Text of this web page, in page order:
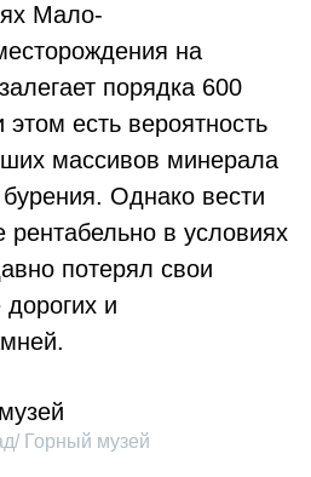
Мало-
на
порядка 600
есть вероятность
массивов минерала
бурения. Однако вести
в условиях
потерял свои
дорогих и
Горный музей